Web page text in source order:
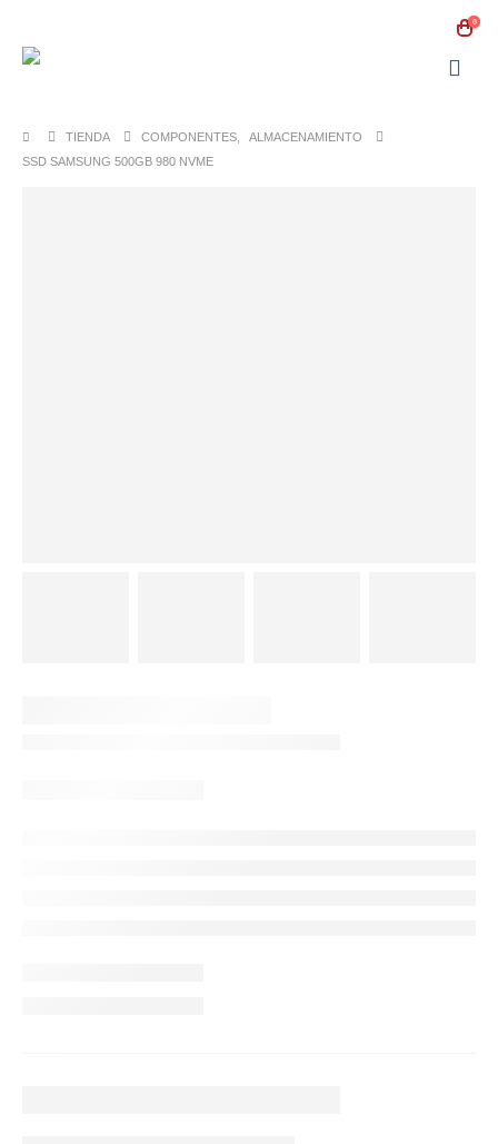
0
TIENDA COMPONENTES
ALMACENAMIENTO
SSD SAMSUNG 500GB 980 NVME